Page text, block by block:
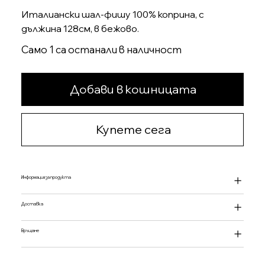
Италиански шал-фишу 100% коприна, с
дължина 128см, в бежово.
Само 1 са останали в наличност
Добави в кошницата
Купете сега
Информация за продукта
Доставка
Връщане